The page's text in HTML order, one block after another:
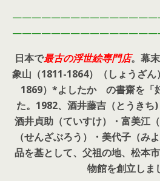
日本で最古の浮世絵専門店。幕
象山（1811-1864）（しょうざ
1869）*よしたか の書齋を「
た。 1982、酒井藤吉（とうきち)
酒井貞助（ていすけ）・富美江
（せんざぶろう）・美代子（み
品を基として、父祖の地、松本
物館を創立しま